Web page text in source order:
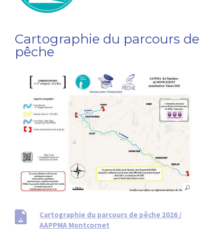
Cartographie du parcours de
pêche
Cartographie du parcours de pêche 2026 /
AAPPMA Montcornet